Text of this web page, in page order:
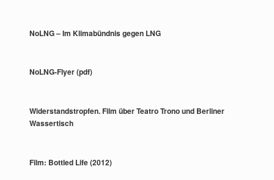
NoLNG – Im Klimabündnis gegen LNG
NoLNG-Flyer (pdf)
Widerstandstropfen. Film über Teatro Trono und Berliner
Wassertisch
Film: Bottled Life (2012)